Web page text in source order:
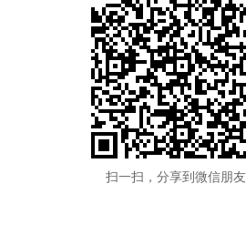
扫一扫，分享到微信朋